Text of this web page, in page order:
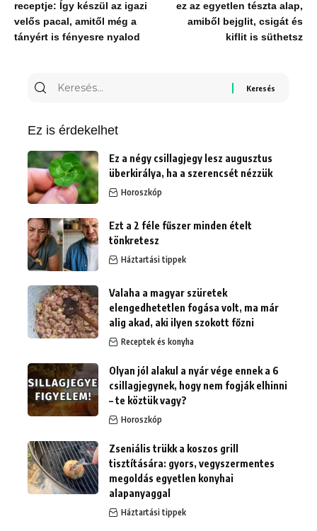
receptje: Így készül az igazi
velős pacal, amitől még a
tányért is fényesre nyalod
ez az egyetlen tészta alap,
amiből bejglit, csigát és
kiflit is süthetsz
Keresés
Ez is érdekelhet
Ez a négy csillagjegy lesz augusztus
überkirálya, ha a szerencsét nézzük
Horoszkóp
Ezt a 2 féle fűszer minden ételt
tönkretesz
Háztartási tippek
Valaha a magyar szüretek
elengedhetetlen fogása volt, ma már
alig akad, aki ilyen szokott főzni
Receptek és konyha
Olyan jól alakul a nyár vége ennek a 6
csillagjegynek, hogy nem fogják elhinni
– te köztük vagy?
Horoszkóp
Zseniális trükk a koszos grill
tisztítására: gyors, vegyszermentes
megoldás egyetlen konyhai
alapanyaggal
Háztartási tippek